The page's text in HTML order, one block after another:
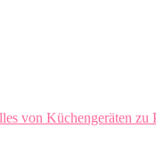
von Küchengeräten zu